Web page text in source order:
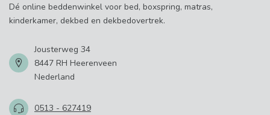
Dé online beddenwinkel voor bed, boxspring, matras,
kinderkamer, dekbed en dekbedovertrek.
Jousterweg 34
8447 RH Heerenveen
Nederland
0513 - 627419